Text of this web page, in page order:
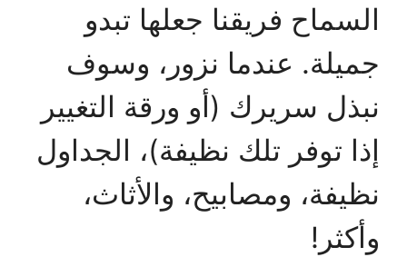
السماح فريقنا جعلها تبدو
جميلة. عندما نزور، وسوف
نبذل سريرك (أو ورقة التغيير
إذا توفر تلك نظيفة)، الجداول
نظيفة، ومصابيح، والأثاث،
وأكثر!